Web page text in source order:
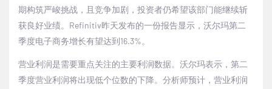
期构筑严峻挑战，且竞争加剧，投资者仍希望该部门能继续斩
获良好业绩。Refinitiv昨天发布的一份报告显示，沃尔玛第二
季度电子商务增长有望达到16.3%。
营业利润是需要重点关注的主要利润数据。沃尔玛表示，第二
季度营业利润将出现低个位数的下降。分析师预计，营业利润